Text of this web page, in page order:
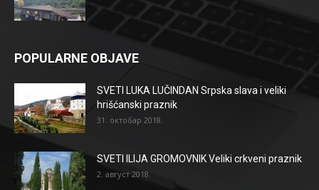
POPULARNE OBJAVE
SVETI LUKA LUČINDAN Srpska slava i veliki
hrišćanski praznik
31. октобар 2018.
SVETI ILIJA GROMOVNIK Veliki crkveni praznik
2. август 2018.